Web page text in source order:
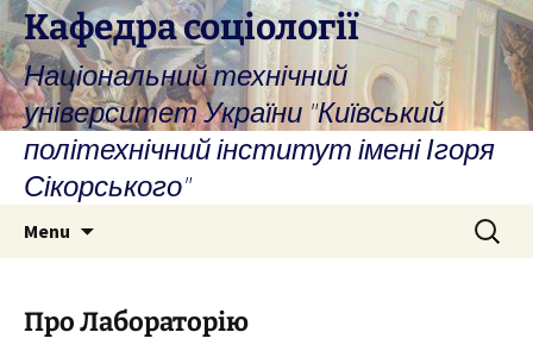
Skip
to
content
Кафедра соціології
Національний технічний
університет України "Київський
політехнічний інститут імені Ігоря
Сікорського"
Menu
Search
for:
Про Лабораторію